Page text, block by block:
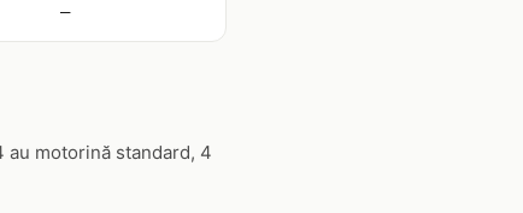
—
au motorină standard, 4